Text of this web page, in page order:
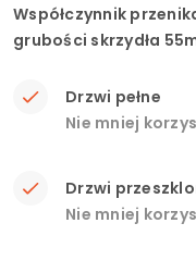
Współczynnik
grubości skrzydła
Drzwi pełne
Nie mniej
Drzwi
Nie mniej